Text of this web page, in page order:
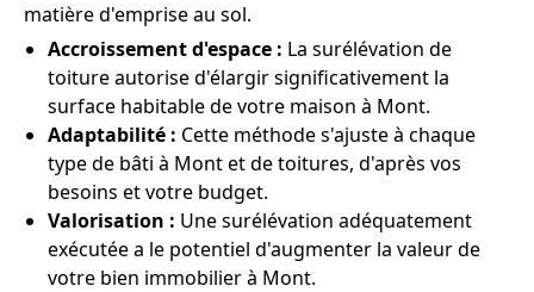
matière d'emprise au sol.
Accroissement d'espace : La surélévation de
toiture autorise d'élargir significativement la
surface habitable de votre maison à Mont.
Adaptabilité : Cette méthode s'ajuste à chaque
type de bâti à Mont et de toitures, d'après vos
besoins et votre budget.
Valorisation : Une surélévation adéquatement
exécutée a le potentiel d'augmenter la valeur de
votre bien immobilier à Mont.